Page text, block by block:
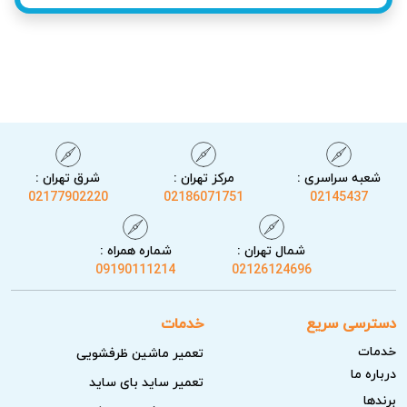
خدمات آریابهکار برای تعمیر زودپز در ستارخان
تیم آریابهکار با تشخیص دقیق مشکلات و تست نهایی دستگاه،
تعمیرات زودپز شما را با کمترین احتمال برگشت انجام می‌دهد.
خدمات ما شامل موارد زیر است:
بازرسی و ایمنی کامل دستگاه
قبل از هر اقدام، تکنسین‌های ما دستگاه را به دقت بازبینی و
شعبه سراسری :
02145437
مرکز تهران :
02186071751
شرق تهران :
02177902220
شمال تهران :
02126124696
شماره همراه :
09190111214
دسترسی سریع
خدمات
درباره ما
برندها
خدمات
تعمیر ماشین ظرفشویی
تعمیر ساید بای ساید